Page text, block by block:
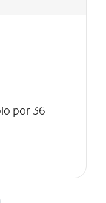
por 36